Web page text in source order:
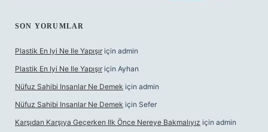
SON YORUMLAR
Plastik En Iyi Ne Ile Yapışır için admin
Plastik En Iyi Ne Ile Yapışır için Ayhan
Nüfuz Sahibi Insanlar Ne Demek için admin
Nüfuz Sahibi Insanlar Ne Demek için Sefer
Karşıdan Karşıya Geçerken Ilk Önce Nereye Bakmalıyız için admin